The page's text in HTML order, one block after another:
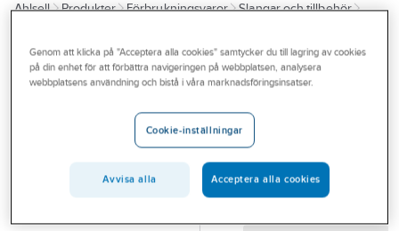
Kampanjer
Outlet
Branscher
Ahlsell Produkter Förbrukningsvaror
Slangar och tillbehör
IRONSIDE
Bevattningssäck
Ironside Träd
BEVATTNINGSSÄCK
IRONSIDE TRÄD 75L
GRÖN 500291
Artikelnummer:
Genom att klicka på "Acceptera alla cookies" samtycker du till lagring av cookies
på din enhet för att förbättra navigeringen på webbplatsen, analysera
webbplatsens användning och bistå i våra marknadsföringsinsatser.
Cookie-inställningar
Avvisa alla Acceptera alla cookies